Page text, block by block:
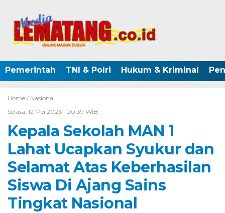
Pemerintah TNI & Polri Hukum & Kriminal
Home / Nasional
Selasa, 12 Mei 2026 - 20:39 WIB
Kepala Sekolah MAN 1
Lahat Ucapkan Syukur dan
Selamat Atas Keberhasilan
Siswa Di Ajang Sains
Tingkat Nasional